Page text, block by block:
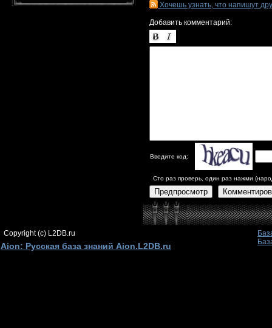
Хочешь узнать, что напишут
Добавить комментарий:
Введите код:
Сто раз проверь, один раз нажми
Предпросмотр
Copyright (c) L2DB.ru
Aion: Русская база знаний Aion.L2DB.ru